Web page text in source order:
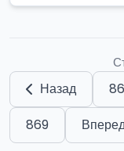
Назад
869